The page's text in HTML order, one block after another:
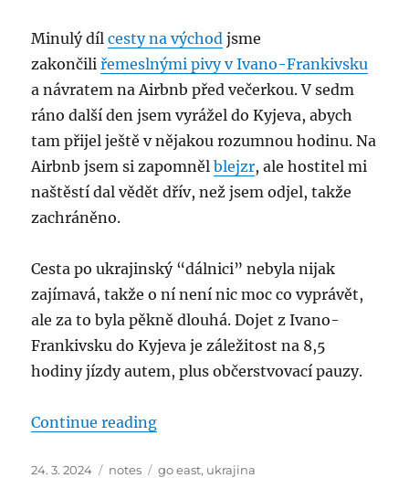
Minulý dílcesty na východ jsme
zakončiliřemeslnými pivy v Ivano-Frankivsku
a návratem na Airbnb před večerkou. V sedm
ráno další den jsem vyrážel do Kyjeva, abych
tam přijel ještě v nějakou rozumnou hodinu. Na
Airbnb jsem si zapomnělblejzr, ale hostitel mi
naštěstí dal vědět dřív, než jsem odjel, takže
zachráněno.
Cesta po ukrajinský “dálnici” nebyla nijak
zajímavá, takže o ní není nic moc co vyprávět,
ale za to byla pěkně dlouhá. Dojet z Ivano-
Frankivsku do Kyjeva je záležitost na 8,5
hodiny jízdy autem, plus občerstvovací pauzy.
Continue reading“Go East! Ukrajina: Kyjev”
Posted
24. 3. 2024 Categories
notes Tags
go east, ukrajina